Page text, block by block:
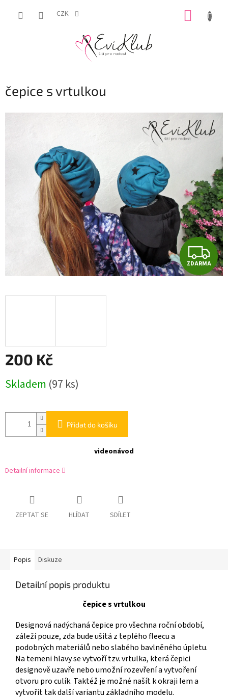
CZK
čepice s vrtulkou
Z
D
ZDARMA
200 Kč
cena:
Skladem (97 ks)
Přidat do košíku
videonávod
Detailní informace
ZEPTAT SE HLÍDAT SDÍLET
Popis Diskuze
Detailní popis produktu
čepice s vrtulkou
Designová nadýchaná čepice pro všechna roční období,
záleží pouze, zda bude ušitá z teplého fleecu a
podobných materiálů nebo slabého bavlněného úpletu.
Na temeni hlavy se vytvoří tzv. vrtulka, která čepici
designově uzavře nebo umožní rozevření a vytvoření
otvoru pro culík. Taktéž je možné našít k okraji lem a
vytvořit tak další variantu základního modelu.